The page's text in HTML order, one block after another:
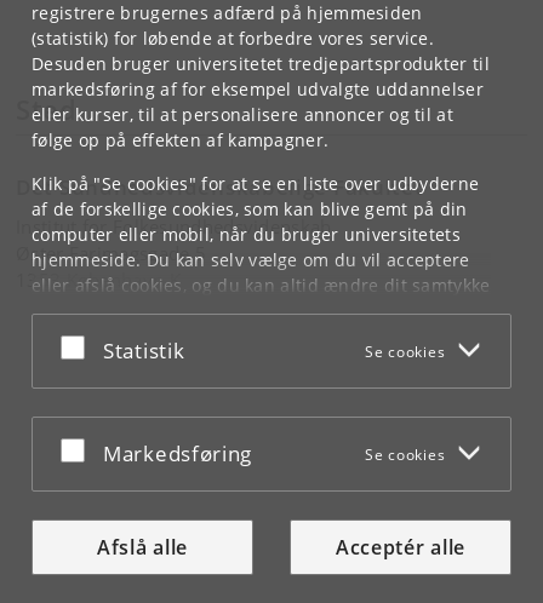
registrere brugernes adfærd på hjemmesiden
(statistik) for løbende at forbedre vores service.
Desuden bruger universitetet tredjepartsprodukter til
markedsføring af for eksempel udvalgte uddannelser
eller kurser, til at personalisere annoncer og til at
følge op på effekten af kampagner.
Klik på "Se cookies" for at se en liste over udbyderne
af de forskellige cookies, som kan blive gemt på din
computer eller mobil, når du bruger universitetets
hjemmeside. Du kan selv vælge om du vil acceptere
eller afslå cookies, og du kan altid ændre dit samtykke
underCookie- og privatlivspolitiksom du finder i
bunden af hver side.
Acceptér eller afslå
Statistik Se cookies
Acceptér eller afslå
Markedsføring Se cookies
Afslå alle Acceptér alle
Sted
Det Sundhedsvidenskabelige Fakultet
Institut for Folkesundhedsvidenskab
Øster Farimagsgade 5
1353 København K